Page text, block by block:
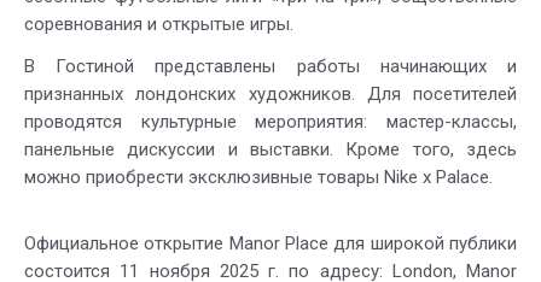
соревнования и открытые игры.
В Гостиной представлены работы начинающих и
признанных лондонских художников. Для посетителей
проводятся культурные мероприятия: мастер-классы,
панельные дискуссии и выставки. Кроме того, здесь
можно приобрести эксклюзивные товары Nike x Palace.
Официальное открытие Manor Place для широкой публики
состоится 11 ноября 2025 г. по адресу: London, Manor